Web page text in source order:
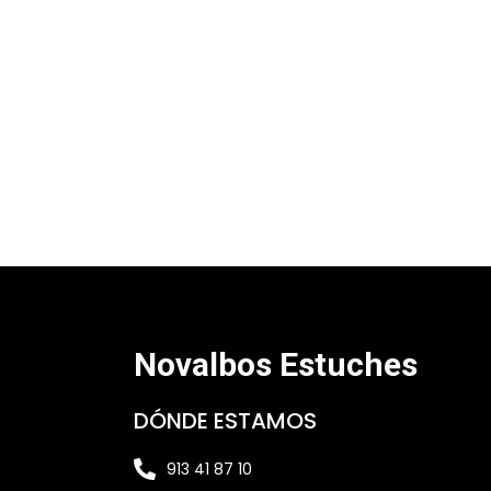
Novalbos Estuches
DÓNDE ESTAMOS
913 41 87 10